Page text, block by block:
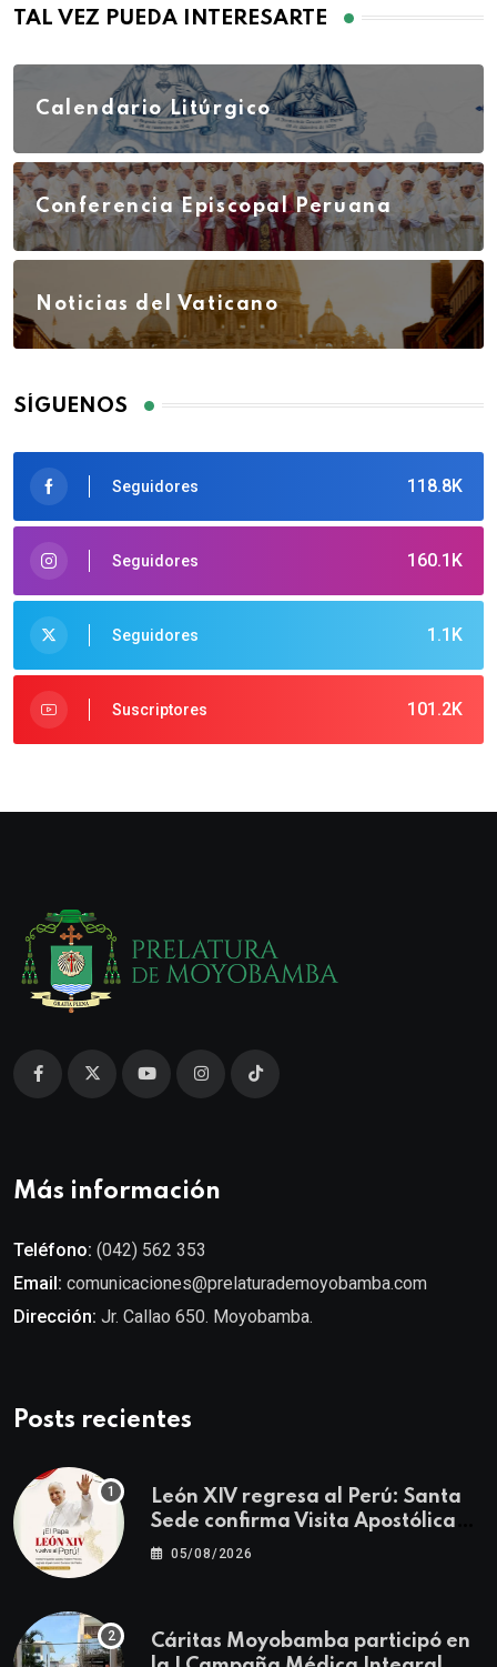
TAL VEZ PUEDA INTERESARTE
Calendario Litúrgico
Conferencia Episcopal Peruana
Noticias del Vaticano
SÍGUENOS
118.8K
Seguidores
160.1K
Seguidores
1.1K
Seguidores
101.2K
Suscriptores
Más información
Teléfono: (042) 562 353
Email: comunicaciones@prelaturademoyobamba.com
Dirección: Jr. Callao 650. Moyobamba.
Posts recientes
León XIV regresa al Perú: Santa
Sede confirma Visita Apostólica
del 11 al 17 de noviembre
05/08/2026
Cáritas Moyobamba participó en